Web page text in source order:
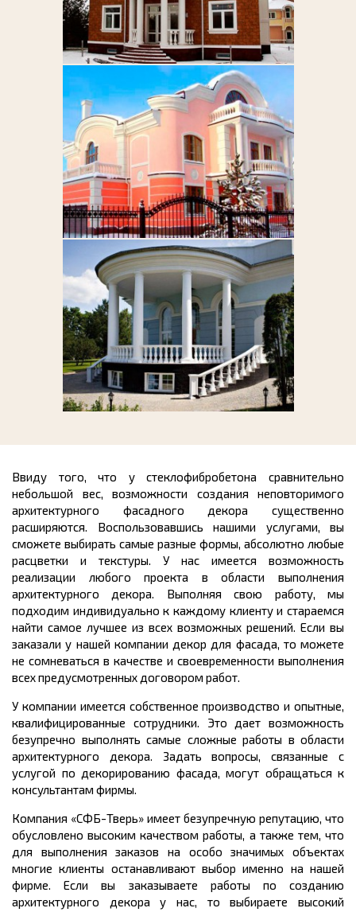
Ввиду того, что у стеклофибробетона сравнительно
небольшой вес, возможности создания неповторимого
архитектурного фасадного декора существенно
расширяются. Воспользовавшись нашими услугами, вы
сможете выбирать самые разные формы, абсолютно любые
расцветки и текстуры. У нас имеется возможность
реализации любого проекта в области выполнения
архитектурного декора. Выполняя свою работу, мы
подходим индивидуально к каждому клиенту и стараемся
найти самое лучшее из всех возможных решений. Если вы
заказали у нашей компании декор для фасада, то можете
не сомневаться в качестве и своевременности выполнения
всех предусмотренных договором работ.
У компании имеется собственное производство и опытные,
квалифицированные сотрудники. Это дает возможность
безупречно выполнять самые сложные работы в области
архитектурного декора. Задать вопросы, связанные с
услугой по декорированию фасада, могут обращаться к
консультантам фирмы.
Компания «СФБ-Тверь» имеет безупречную репутацию, что
обусловлено высоким качеством работы, а также тем, что
для выполнения заказов на особо значимых объектах
многие клиенты останавливают выбор именно на нашей
фирме. Если вы заказываете работы по созданию
архитектурного декора у нас, то выбираете высокий